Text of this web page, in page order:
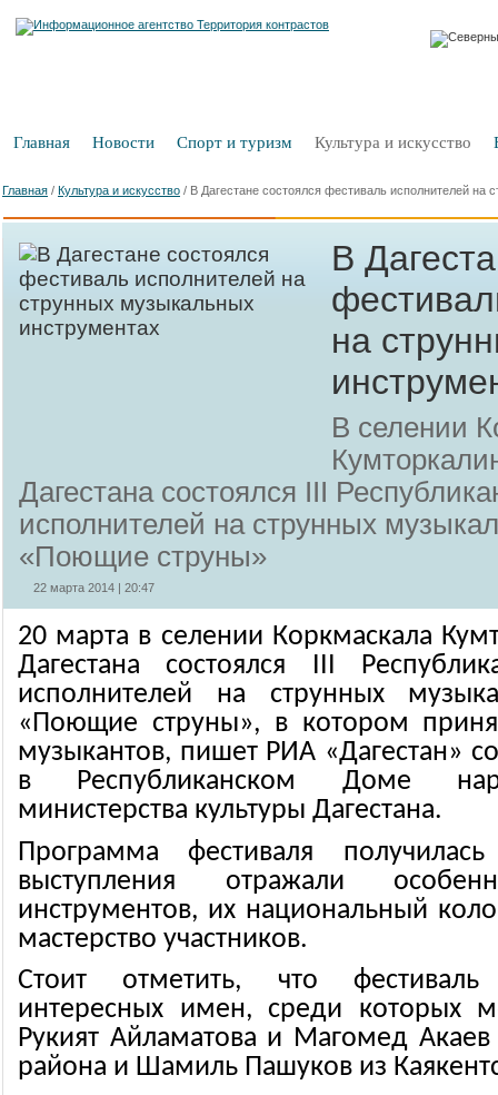
Главная Новости Спорт и туризм Культура и искусство
Главная / Культура и искусство / В Дагестане состоялся фестиваль исполнителей на
В
на
В селении
Дагестана состоялся III
исполнителей на струнных
«Поющие струны»
22 марта 2014 | 20:47
20 марта в селении Коркмаскала
Дагестана состоялся III
исполнителей на струнных
«Поющие струны», в котором
музыкантов, пишет РИА «Дагестан»
в Республиканском Доме
министерства культуры Дагестана.
Программа фестиваля
выступления отражали
инструментов, их национальный
мастерство участников.
Стоит отметить, что
интересных имен, среди которых
Рукият Айламатова и Магомед Акаев
района и Шамиль Пашуков из